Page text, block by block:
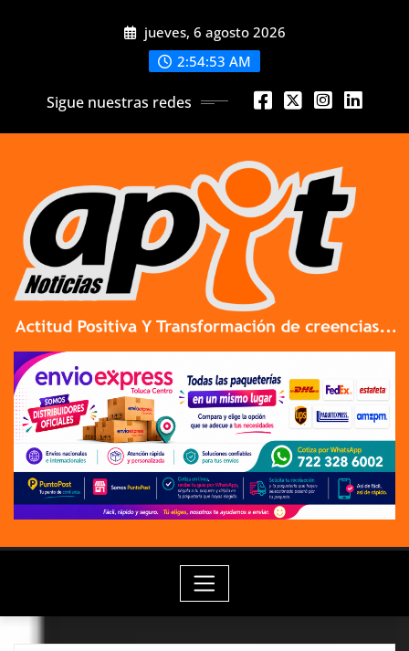
jueves, 6 agosto 2026
2:54:54 AM
Sigue nuestras redes